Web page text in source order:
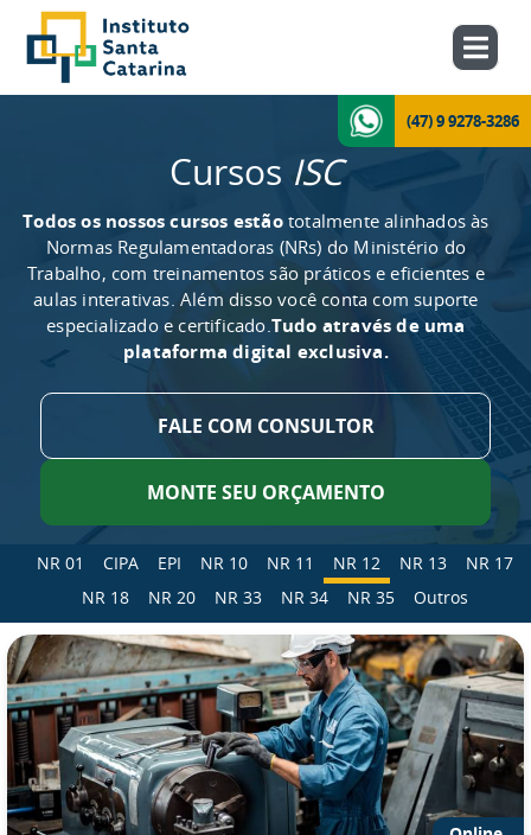
(47) 9 9278-3286
Cursos ISC
Todos os nossos cursos estãototalmente alinhados às
Normas Regulamentadoras (NRs) do Ministério do
Trabalho, com treinamentos são práticos e eficientes e
aulas interativas. Além disso você conta com suporte
especializado e certificado.Tudo através de uma
plataforma digital exclusiva.
FALE COM CONSULTOR
MONTE SEU ORÇAMENTO
NR 01 CIPA EPI NR 10 NR 11 NR 12 NR 13
NR 17
NR 18
NR 20 NR 33 NR 34 NR 35 Outros